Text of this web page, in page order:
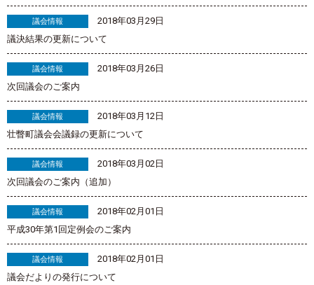
議会情報
2018年03月29日
議決結果の更新について
議会情報
2018年03月26日
次回議会のご案内
議会情報
2018年03月12日
壮瞥町議会会議録の更新について
議会情報
2018年03月02日
次回議会のご案内（追加）
議会情報
2018年02月01日
平成30年第1回定例会のご案内
議会情報
2018年02月01日
議会だよりの発行について